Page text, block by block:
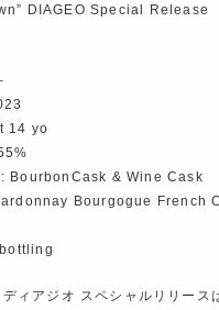
DIAGEO Special Release
14 yo
BourbonCask & Wine Cask
Bourgogue French
ィアジオ スペシャルリリース